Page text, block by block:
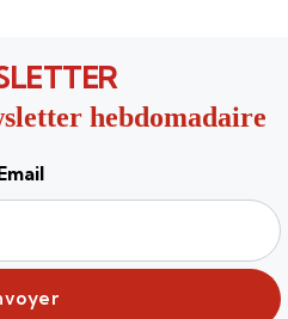
hebdomadaire